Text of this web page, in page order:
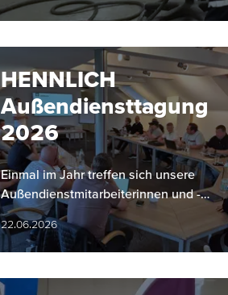
HENNLICH
Außendiensttagung
2026
Einmal im Jahr treffen sich unsere
Außendienstmitarbeiterinnen und -
mitarbeiter zu einer gemeinsamen
Tagung. Dabei stehen der Rückblick auf
das…
22.06.2026